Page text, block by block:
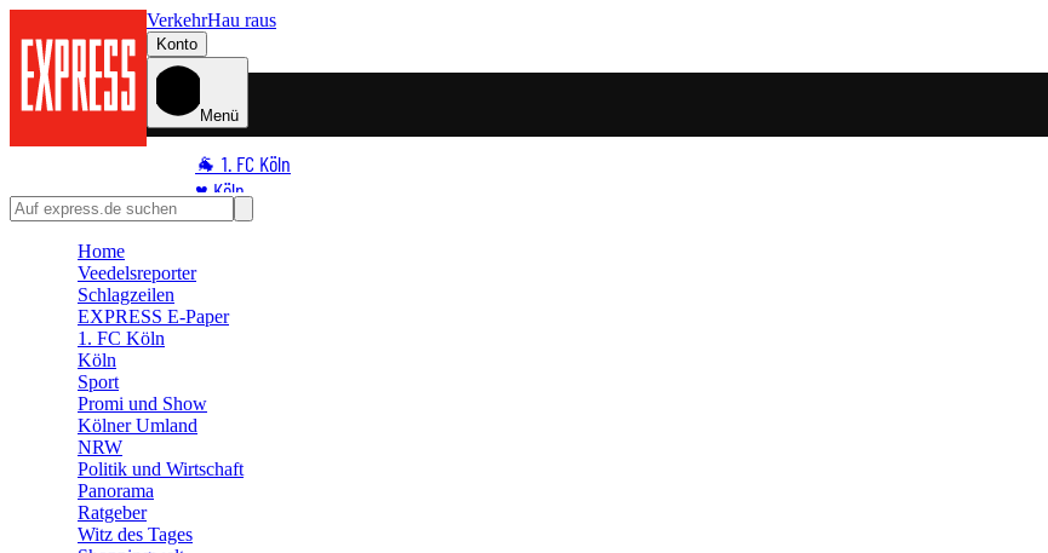
VerkehrHau raus
Konto
Menü
🐐 1. FC Köln
♥️ Köln
⭐ Promi
🛒 Shoppingwelt
🧩 Spiele
Home
Veedelsreporter
Schlagzeilen
EXPRESS E-Paper
1. FC Köln
Köln
Sport
Promi und Show
Kölner Umland
NRW
Politik und Wirtschaft
Panorama
Ratgeber
Witz des Tages